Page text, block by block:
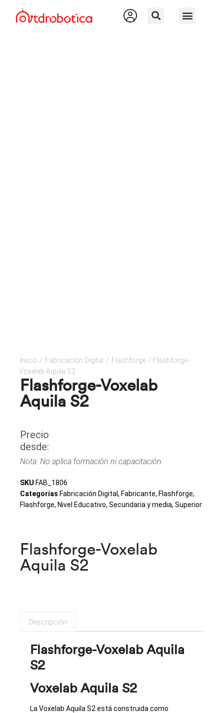
Inicio / Fabricación Digital / Flashforge / Flashforge-
Voxelab Aquila S2
Flashforge-Voxelab
Aquila S2
Precio
desde:
Nota: No aplica formación ni capacitación.
SKU FAB_1806
Categorías Fabricación Digital, Fabricante, Flashforge,
Flashforge, Nivel Educativo, Secundaria y media, Superior
Flashforge-Voxelab
Aquila S2
Descripción
Flashforge-Voxelab Aquila
S2
Voxelab Aquila S2
La Voxelab Aquila S2 está construida como